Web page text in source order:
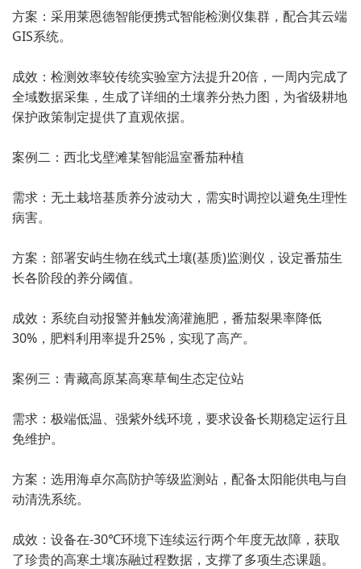
方案：采用莱恩德智能便携式智能检测仪集群，配合其云端
GIS系统。
成效：检测效率较传统实验室方法提升20倍，一周内完成了
全域数据采集，生成了详细的土壤养分热力图，为省级耕地
保护政策制定提供了直观依据。
案例二：西北戈壁滩某智能温室番茄种植
需求：无土栽培基质养分波动大，需实时调控以避免生理性
病害。
方案：部署安屿生物在线式土壤(基质)监测仪，设定番茄生
长各阶段的养分阈值。
成效：系统自动报警并触发滴灌施肥，番茄裂果率降低
30%，肥料利用率提升25%，实现了高产。
案例三：青藏高原某高寒草甸生态定位站
需求：极端低温、强紫外线环境，要求设备长期稳定运行且
免维护。
方案：选用海卓尔高防护等级监测站，配备太阳能供电与自
动清洗系统。
成效：设备在-30℃环境下连续运行两个年度无故障，获取
了珍贵的高寒土壤冻融过程数据，支撑了多项生态课题。